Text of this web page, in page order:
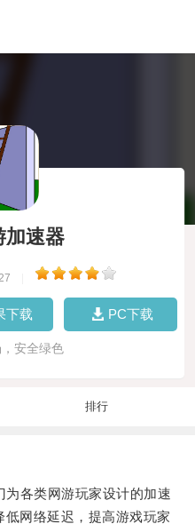
加速器
下载 PC下载
安全绿色
排行
各类网游玩家设计的加速
网络延迟，提高游戏玩家